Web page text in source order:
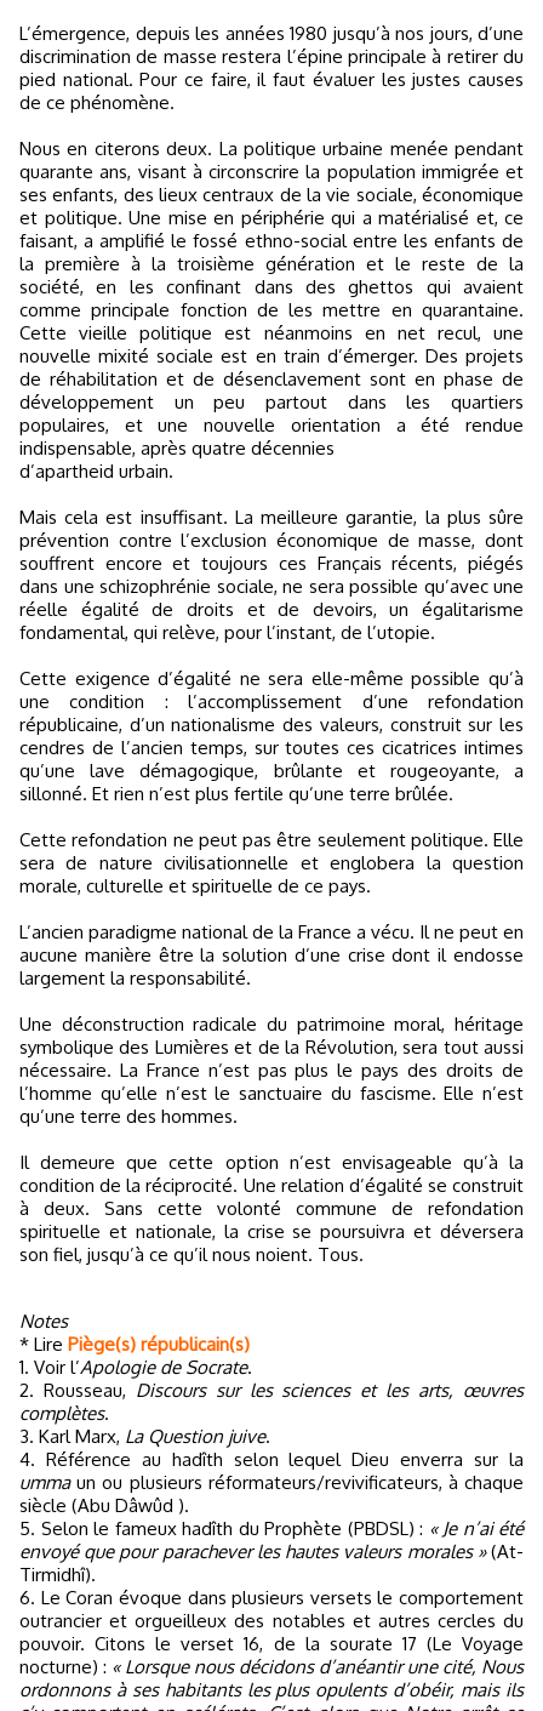
L’émergence, depuis les années 1980 jusqu’à nos jours, d’une
discrimination de masse restera l’épine principale à retirer du
pied national. Pour ce faire, il faut évaluer les justes causes
de ce phénomène.
Nous en citerons deux. La politique urbaine menée pendant
quarante ans, visant à circonscrire la population immigrée et
ses enfants, des lieux centraux de la vie sociale, économique
et politique. Une mise en périphérie qui a matérialisé et, ce
faisant, a amplifié le fossé ethno-social entre les enfants de
la première à la troisième génération et le reste de la
société, en les confinant dans des ghettos qui avaient
comme principale fonction de les mettre en quarantaine.
Cette vieille politique est néanmoins en net recul, une
nouvelle mixité sociale est en train d’émerger. Des projets
de réhabilitation et de désenclavement sont en phase de
développement un peu partout dans les quartiers
populaires, et une nouvelle orientation a été rendue
indispensable, après quatre décennies
d’apartheid urbain.
Mais cela est insuffisant. La meilleure garantie, la plus sûre
prévention contre l’exclusion économique de masse, dont
souffrent encore et toujours ces Français récents, piégés
dans une schizophrénie sociale, ne sera possible qu’avec une
réelle égalité de droits et de devoirs, un égalitarisme
fondamental, qui relève, pour l’instant, de l’utopie.
Cette exigence d’égalité ne sera elle-même possible qu’à
une condition : l’accomplissement d’une refondation
républicaine, d’un nationalisme des valeurs, construit sur les
cendres de l’ancien temps, sur toutes ces cicatrices intimes
qu’une lave démagogique, brûlante et rougeoyante, a
sillonné. Et rien n’est plus fertile qu’une terre brûlée.
Cette refondation ne peut pas être seulement politique. Elle
sera de nature civilisationnelle et englobera la question
morale, culturelle et spirituelle de ce pays.
L’ancien paradigme national de la France a vécu. Il ne peut en
aucune manière être la solution d’une crise dont il endosse
largement la responsabilité.
Une déconstruction radicale du patrimoine moral, héritage
symbolique des Lumières et de la Révolution, sera tout aussi
nécessaire. La France n’est pas plus le pays des droits de
l’homme qu’elle n’est le sanctuaire du fascisme. Elle n’est
qu’une terre des hommes.
Il demeure que cette option n’est envisageable qu’à la
condition de la réciprocité. Une relation d’égalité se construit
à deux. Sans cette volonté commune de refondation
spirituelle et nationale, la crise se poursuivra et déversera
son fiel, jusqu’à ce qu’il nous noient. Tous.
Notes
* Lire Piège(s) républicain(s)
1. Voir l’Apologie de Socrate.
2. Rousseau, Discours sur les sciences et les arts, œuvres
complètes.
3. Karl Marx, La Question juive.
4. Référence au hadîth selon lequel Dieu enverra sur la
ummaun ou plusieurs réformateurs/revivificateurs, à chaque
siècle (Abu Dâwûd ).
5. Selon le fameux hadîth du Prophète (PBDSL) : « Je n’ai été
envoyé que pour parachever les hautes valeurs morales »(At-
Tirmidhî).
6. Le Coran évoque dans plusieurs versets le comportement
outrancier et orgueilleux des notables et autres cercles du
pouvoir. Citons le verset 16, de la sourate 17 (Le Voyage
nocturne) : « Lorsque nous décidons d’anéantir une cité, Nous
ordonnons à ses habitants les plus opulents d’obéir, mais ils